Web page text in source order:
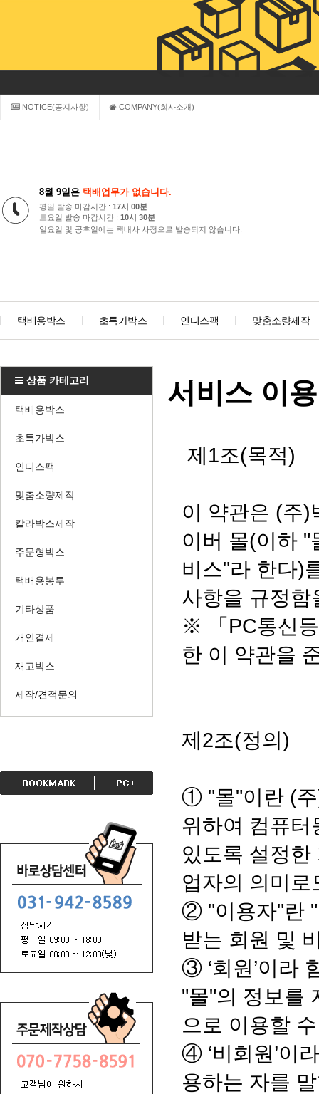
NOTICE(공지사항) COMPANY(회사소개)
8월 9일은 택배업무가 없습니다.
평일 발송 마감시간 : 17시 00분
토요일 발송 마감시간 : 10시 30분
일요일 및 공휴일에는 택배사 사정으로 발송되지 않습니다.
택배용박스 초특가박스 인디스팩 맞춤소량제작
상품 카테고리
택배용박스
초특가박스
인디스팩
맞춤소량제작
칼라박스제작
주문형박스
택배용봉투
기타상품
개인결제
재고박스
제작/견적문의
서비스 이
​ 제1조(목적)
이 약관은 (주)
이버 몰(이하 "
비스"라 한다)
사항을 규정
※ 「PC통신
한 이 약관을
제2조(정의)
① "몰"이란 (주
위하여 컴퓨
있도록 설정
업자의 의미
② "이용자"란 "
받는 회원 및
③ ‘회원’이라
"몰"의 정보를
으로 이용할
④ ‘비회원’이
용하는 자를